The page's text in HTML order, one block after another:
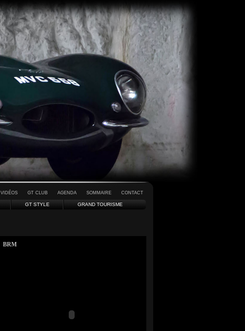
VIDÉOS GT CLUB AGENDA SOMMAIRE CONTACT
GT STYLE GRAND TOURISME
BRM